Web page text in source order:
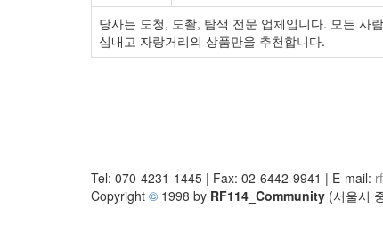
당사는 도청, 도촬, 탐색 전문 업체입니다. 모든 사
심내고 자랑거리의 상품만을 추천합니다.
Tel: 070-4231-1445 | Fax: 02-6442-9941 | E-mail:
Copyright © 1998 by RF114_Community (서울시